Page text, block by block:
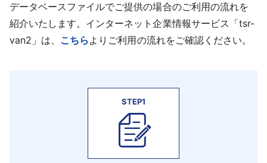
データベースファイルでご提供の場合のご利用の流れを
紹介いたします。インターネット企業情報サービス「tsr-
van2」は、 こちら よりご利用の流れをご確認ください。
STEP1